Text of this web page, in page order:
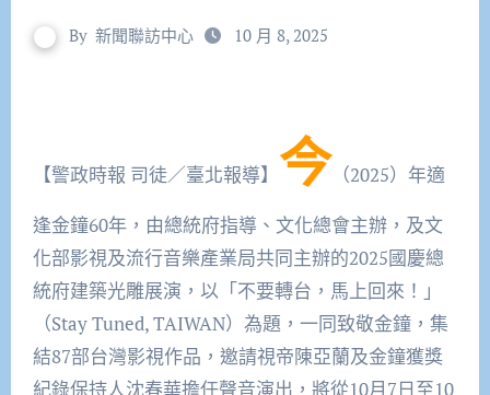
By 新聞聯訪中心 10 月 8, 2025
【警政時報 司徒／臺北報導】 今 （2025）年適
逢金鐘60年，由總統府指導、文化總會主辦，及文
化部影視及流行音樂產業局共同主辦的2025國慶總
統府建築光雕展演，以「不要轉台，馬上回來！」
（Stay Tuned, TAIWAN）為題，一同致敬金鐘，集
結87部台灣影視作品，邀請視帝陳亞蘭及金鐘獲獎
紀錄保持人沈春華擔任聲音演出，將從10月7日至10